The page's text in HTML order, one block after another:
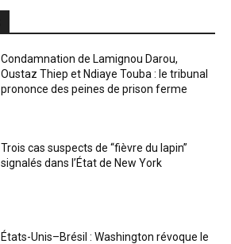
Condamnation de Lamignou Darou,
Oustaz Thiep et Ndiaye Touba : le tribunal
prononce des peines de prison ferme
Trois cas suspects de “fièvre du lapin”
signalés dans l’État de New York
États-Unis–Brésil : Washington révoque le